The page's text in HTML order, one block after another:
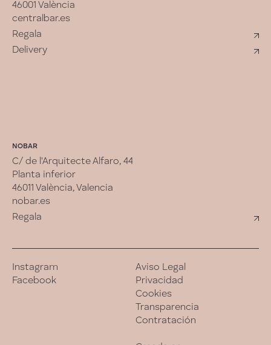
46001 València
centralbar.es
Regala
Delivery
NOBAR
C/ de l'Arquitecte Alfaro, 44
Planta inferior
46011 València, Valencia
nobar.es
Regala
Instagram
Facebook
Aviso Legal
Privacidad
Cookies
Transparencia
Contratación